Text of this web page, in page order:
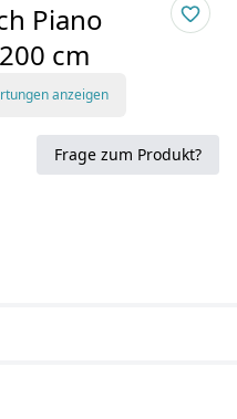
Piano
cm
anzeigen
Frage zum Produkt?